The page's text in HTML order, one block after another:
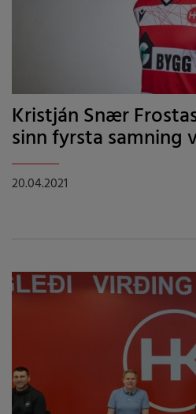
Kristján Snær
sinn fyrsta samning
20.04.2021